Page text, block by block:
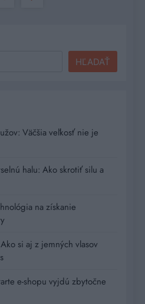
HĽADAŤ
Väčšia veľkosť nie je
halu: Ako skrotiť silu a
na získanie
si aj z jemných vlasov
e-shopu vyjdú zbytočne